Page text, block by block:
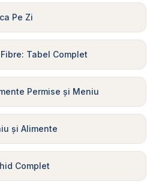
Pe Zi
Tabel Complet
Permise și Meniu
și Alimente
Complet